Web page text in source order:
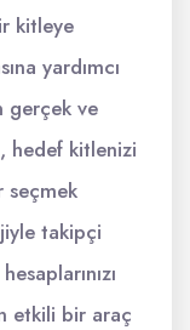
kitleye
yardımcı
gerçek ve
hedef kitlenizi
seçmek
takipçi
etkili bir araç